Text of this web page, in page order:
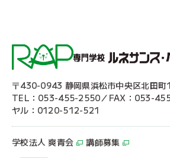
〒430-0943 静岡県浜松市中央区北田
TEL：053-455-2550／FAX：053-
ヤル：0120-512-521
学校法人 爽青会 講師募集